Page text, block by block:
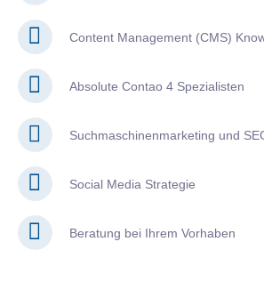
Content Management (CMS)
Absolute Contao 4 Spezialisten
Suchmaschinenmarketing und
Social Media Strategie
Beratung bei Ihrem Vorhaben